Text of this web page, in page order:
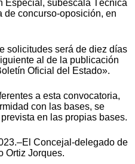
Especial, subescala Técnica
de concurso-oposición, en
solicitudes será de diez días
al de la publicación
Oficial del Estado».
a esta convocatoria,
con las bases, se
en las propias bases.
Concejal-delegado de
Ortiz Jorques.